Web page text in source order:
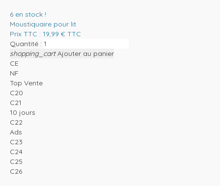
6 en stock !
Moustiquaire pour lit
Prix TTC : 19,99 € TTC
Quantité :
shopping_cart Ajouter au panier
CE
NF
Top Vente
C20
C21
10 jours
C22
Ads
C23
C24
C25
C26